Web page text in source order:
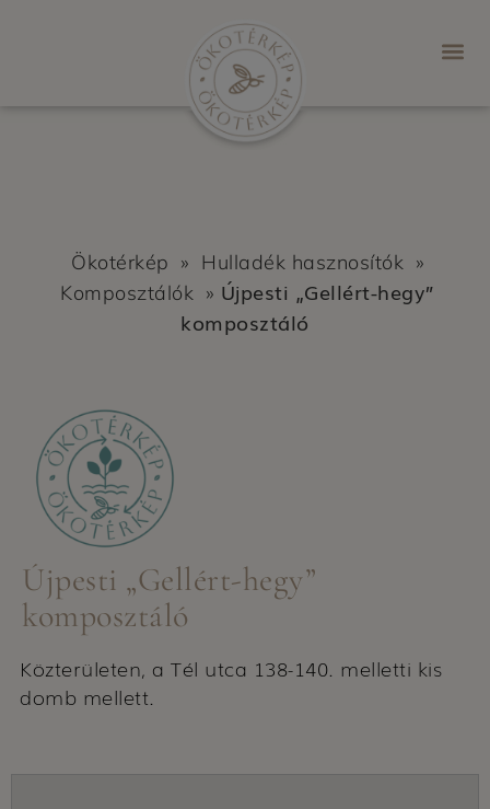
Ökotérkép » Hulladék hasznosítók »
Komposztálók » Újpesti „Gellért-hegy”
komposztáló
Újpesti „Gellért-hegy”
komposztáló
Közterületen, a Tél utca 138-140. melletti kis
domb mellett.